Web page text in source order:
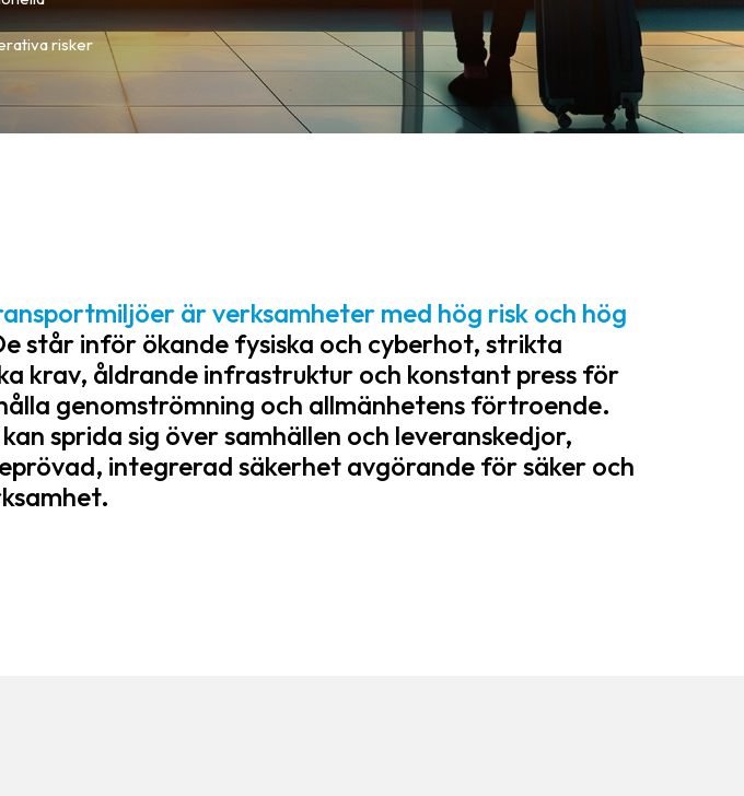
risker
är verksamheter med hög risk och hög
står inför ökande fysiska och cyberhot, strikta
krav, åldrande infrastruktur och konstant press för
genomströmning och allmänhetens förtroende.
sprida sig över samhällen och leveranskedjor,
integrerad säkerhet avgörande för säker och